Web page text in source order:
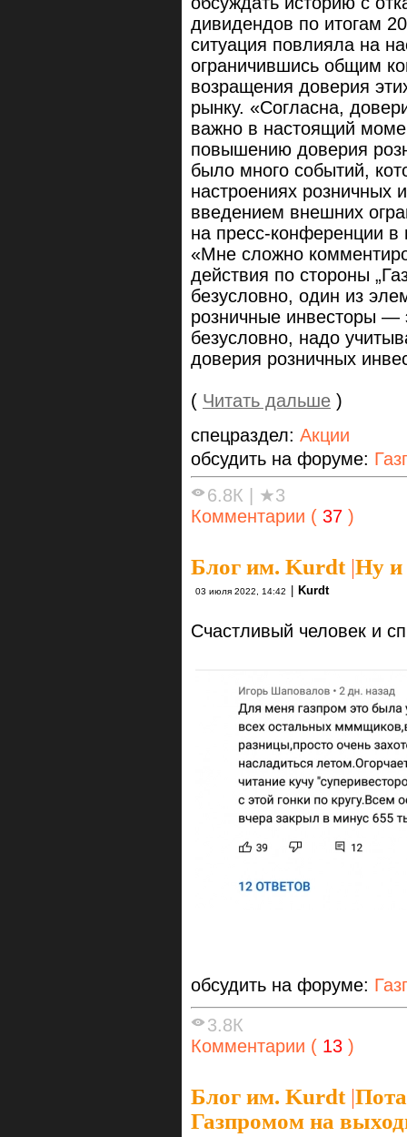
дивидендов по итогам
ситуация повлияла на
ограничившись общим
возращения доверия
рынку. «Согласна,
важно в настоящий
повышению доверия
было много событий,
настроениях розничных
введением внешних
на пресс-конференции в
«Мне сложно
действия по стороны
безусловно, один из
розничные инвесторы —
безусловно, надо
доверия розничных
( Читать дальше )
спецраздел: Акции
обсудить на форуме:
6.8К
★3
Комментарии ( 37 )
Блог им. Kurdt|Ну и
03 июля 2022, 14:42 Kurdt
Счастливый человек и
обсудить на форуме:
3.8К
Комментарии ( 13 )
Блог им. Kurdt|
Газпромом на